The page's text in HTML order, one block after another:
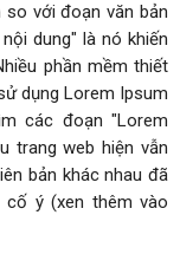
với đoạn văn bản
dung" là nó khiến
phần mềm thiết
dụng Lorem Ipsum
các đoạn "Lorem
trang web hiện vẫn
bản khác nhau đã
cố ý (xen thêm vào